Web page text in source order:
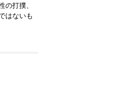
打撲、
はないも